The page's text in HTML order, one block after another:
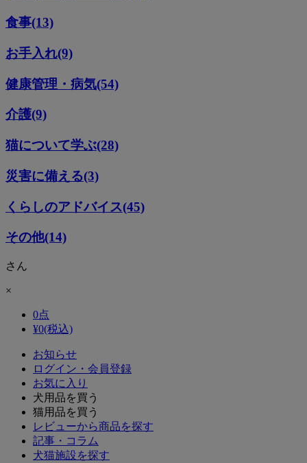
食事(13)
お手入れ(9)
健康管理・病気(54)
介護(9)
猫について学ぶ(28)
災害に備える(3)
くらしのアドバイス(45)
その他(14)
さん
×
0点
¥0(税込)
お知らせ
ログイン・会員登録
お気に入り
犬用品を買う
猫用品を買う
レビューから商品を探す
記事・コラム
犬猫施設を探す